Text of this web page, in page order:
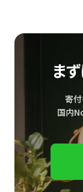
ま
寄付
国内